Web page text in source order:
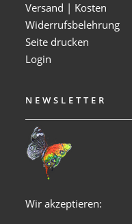
Versand | Kosten
Widerrufsbelehrung
Seite drucken
Login
NEWSLETTER
Wir akzeptieren: